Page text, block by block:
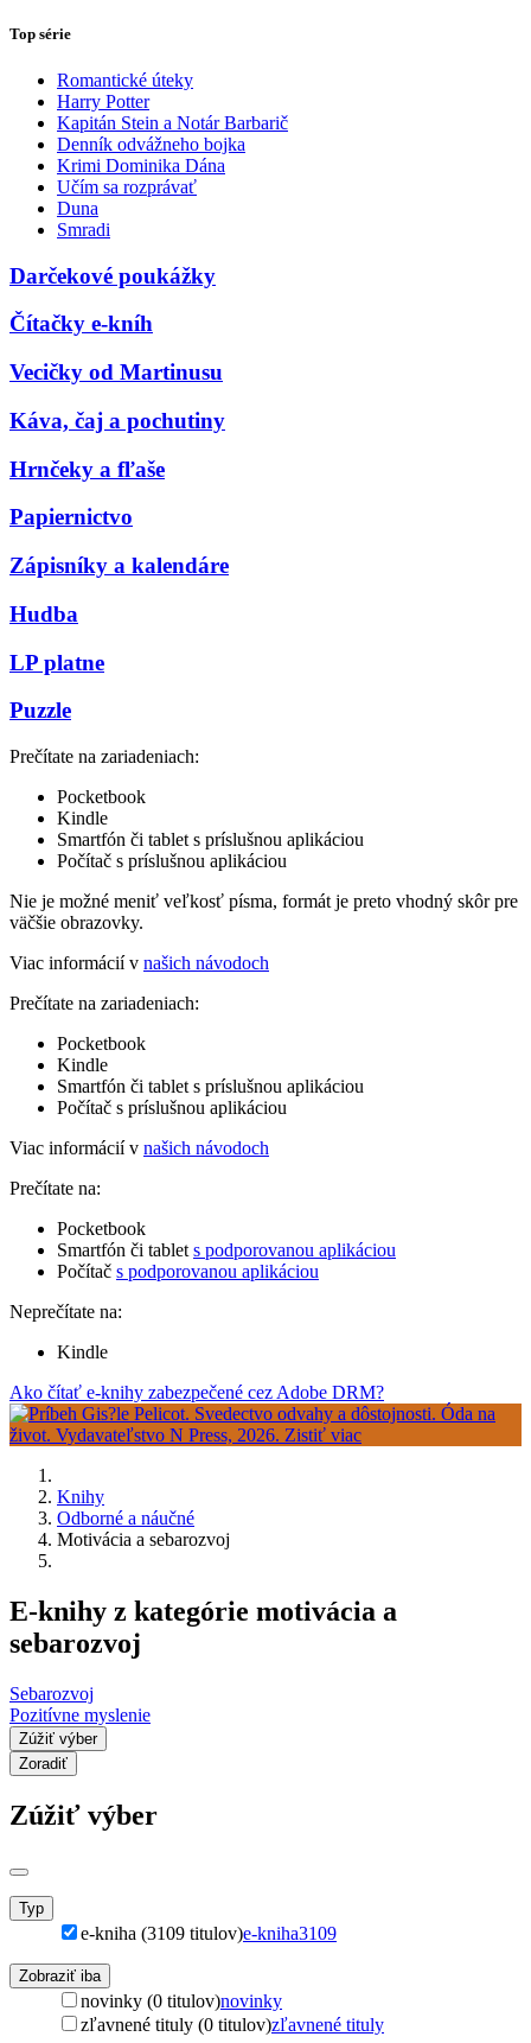
Top série
Romantické úteky
Harry Potter
Kapitán Stein a Notár Barbarič
Denník odvážneho bojka
Krimi Dominika Dána
Učím sa rozprávať
Duna
Smradi
Darčekové poukážky
Čítačky e-kníh
Vecičky od Martinusu
Káva, čaj a pochutiny
Hrnčeky a fľaše
Papiernictvo
Zápisníky a kalendáre
Hudba
LP platne
Puzzle
Prečítate na zariadeniach:
Pocketbook
Kindle
Smartfón či tablet s príslušnou aplikáciou
Počítač s príslušnou aplikáciou
Nie je možné meniť veľkosť písma, formát je preto vhodný skôr pre
väčšie obrazovky.
Viac informácií v našich návodoch
Prečítate na zariadeniach:
Pocketbook
Kindle
Smartfón či tablet s príslušnou aplikáciou
Počítač s príslušnou aplikáciou
Viac informácií v našich návodoch
Prečítate na:
Pocketbook
Smartfón či tablet s podporovanou aplikáciou
Počítač s podporovanou aplikáciou
Neprečítate na:
Kindle
Ako čítať e-knihy zabezpečené cez Adobe DRM?
Knihy
Odborné a náučné
Motivácia a sebarozvoj
E-knihy z kategórie motivácia a
sebarozvoj
Sebarozvoj
Pozitívne myslenie
Zúžiť výber
Zoradiť
Zúžiť výber
Typ
e-kniha (3109 titulov)e-kniha3109
Zobraziť iba
novinky (0 titulov)novinky
zľavnené tituly (0 titulov)zľavnené tituly